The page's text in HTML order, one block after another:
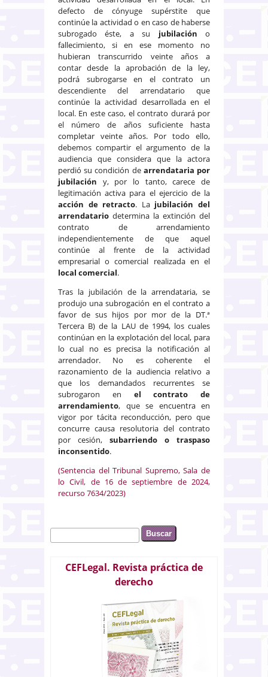
defecto de cónyuge supérstite que
continúe la actividad o en caso de haberse
subrogado éste, a su jubilación o
fallecimiento, si en ese momento no
hubieran transcurrido veinte años a
contar desde la aprobación de la ley,
podrá subrogarse en el contrato un
descendiente del arrendatario que
continúe la actividad desarrollada en el
local. En este caso, el contrato durará por
el número de años suficiente hasta
completar veinte años. Por todo ello,
debemos compartir el argumento de la
audiencia que considera que la actora
perdió su condición de arrendataria por
jubilación y, por lo tanto, carece de
legitimación activa para el ejercicio de la
acción de retracto. La jubilación del
arrendatario determina la extinción del
contrato de arrendamiento
independientemente de que aquel
continúe al frente de la actividad
empresarial o comercial realizada en el
local comercial.
Tras la jubilación de la arrendataria, se
produjo una subrogación en el contrato a
favor de sus hijos por mor de la DT.ª
Tercera B) de la LAU de 1994, los cuales
continúan en la explotación del local, para
lo cual no es precisa la notificación al
arrendador. No es coherente el
razonamiento de la audiencia relativo a
que los demandados recurrentes se
subrogaron en el contrato de
arrendamiento, que se encuentra en
vigor por tácita reconducción, pero que
concurre causa resolutoria del contrato
por cesión, subarriendo o traspaso
inconsentido.
(Sentencia del Tribunal Supremo, Sala de
lo Civil, de 16 de septiembre de 2024,
recurso 7634/2023)
Formulario de búsqueda
Buscar
CEFLegal. Revista práctica de
derecho